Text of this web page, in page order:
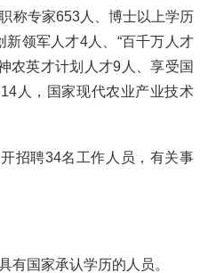
称专家653人、博士以上学历
领军人才4人、“百千万人才
农英才计划人才9人、享受国
人，国家现代农业产业技术
招聘34名工作人员，有关事
有国家承认学历的人员。